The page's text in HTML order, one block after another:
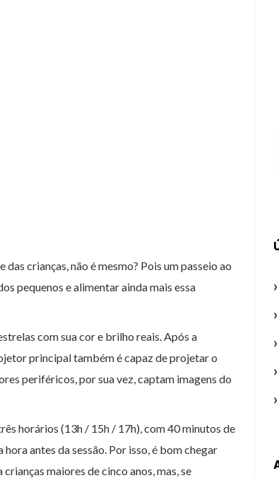
crianças, não é mesmo? Pois um passeio ao
pequenos e alimentar ainda mais essa
com sua cor e brilho reais. Após a
principal também é capaz de projetar o
periféricos, por sua vez, captam imagens do
horários (13h / 15h / 17h), com 40 minutos de
antes da sessão. Por isso, é bom chegar
maiores de cinco anos, mas, se